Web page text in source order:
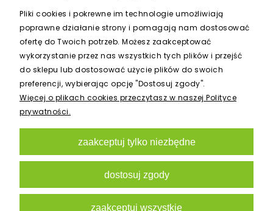
Newsletter
Pliki cookies i pokrewne im technologie umożliwiają
poprawne działanie strony i pomagają nam dostosować
ofertę do Twoich potrzeb. Możesz zaakceptować
wykorzystanie przez nas wszystkich tych plików i przejść
do sklepu lub dostosować użycie plików do swoich
preferencji, wybierając opcję "Dostosuj zgody".
Więcej o plikach cookies przeczytasz w naszej Polityce
prywatności.
zaakceptuj tylko niezbędne
dostosuj zgody
zaakceptuj wszystkie